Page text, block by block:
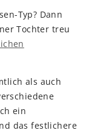
Typ? Dann
Tochter treu
als auch
ein
das festlichere